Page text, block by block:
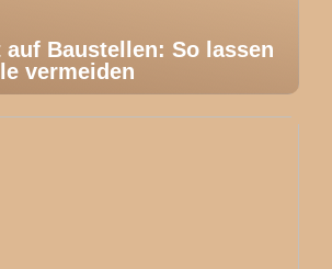
Baustellen: So lassen
vermeiden